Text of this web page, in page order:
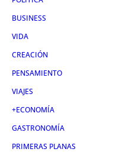
BUSINESS
VIDA
CREACIÓN
PENSAMIENTO
VIAJES
+ECONOMÍA
GASTRONOMÍA
PRIMERAS PLANAS